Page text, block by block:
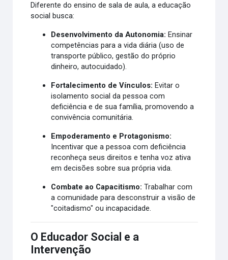
Diferente do ensino de sala de aula, a educação
social busca:
Desenvolvimento da Autonomia: Ensinar
competências para a vida diária (uso de
transporte público, gestão do próprio
dinheiro, autocuidado).
Fortalecimento de Vínculos: Evitar o
isolamento social da pessoa com
deficiência e de sua família, promovendo a
convivência comunitária.
Empoderamento e Protagonismo:
Incentivar que a pessoa com deficiência
reconheça seus direitos e tenha voz ativa
em decisões sobre sua própria vida.
Combate ao Capacitismo: Trabalhar com
a comunidade para desconstruir a visão de
"coitadismo" ou incapacidade.
O Educador Social e a
Intervenção